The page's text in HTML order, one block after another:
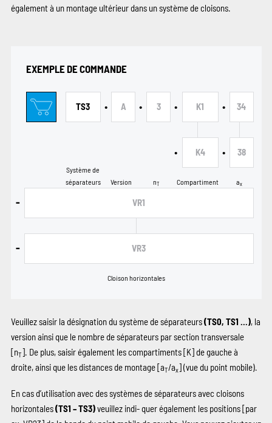
également à un montage ultérieur dans un système de cloisons.
EXEMPLE DE COMMANDE
TS3
Système de
séparateurs
• A
Version
• 3
nT
• K1
• K4
Compartiment
• 34
• 38
ax
- VR1
- VR3
Cloison horizontales
Veuillez saisir la désignation du système de séparateurs(TS0, TS1 …), la
version ainsi que le nombre de séparateurs par section transversale
[nT]. De plus, saisir également les compartiments[K]de gauche à
droite, ainsi que les distances de montage [aT/ax] (vue du point mobile).
En cas d’utilisation avec des systèmes de séparateurs avec cloisons
horizontales(TS1 – TS3)veuillez indi‑ quer également les positions[par